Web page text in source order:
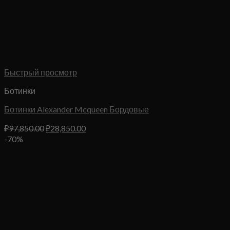
Быстрый просмотр
Ботинки
Ботинки Alexander Mcqueen Бордовые
₽97,850.00Первоначальная
₽28,850.00Текущая
-70%